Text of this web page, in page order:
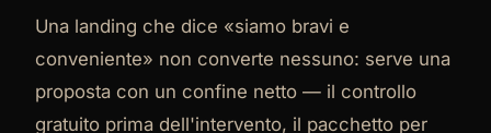
Una landing che dice «siamo bravi e
conveniente» non converte nessuno: serve una
proposta con un confine netto — il controllo
gratuito prima dell'intervento, il pacchetto per